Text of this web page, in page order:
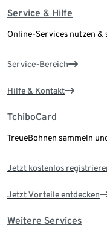
Service & Hilfe
Online-Services nutzen
Service-Bereich
Hilfe & Kontakt
TchiboCard
TreueBohnen sammeln
Jetzt kostenlos
Jetzt Vorteile entdecken
Weitere Services